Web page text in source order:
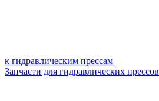
к гидравлическим прессам
Запчасти для гидравлических прессов